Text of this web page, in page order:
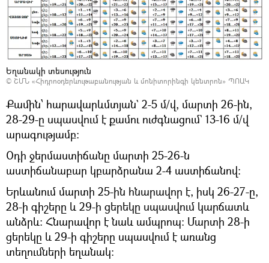
Եղանակի տեսություն
© ՇՄՆ «Հիդրոօդերևութաբանության և մոնիտորինգի կենտրոն» ՊՈԱԿ
Քամին՝ հարավարևմտյան` 2-5 մ/վ, մարտի 26-ին,
28-29-ը սպասվում է քամու ուժգնացում` 13-16 մ/վ
արագությամբ:
Օդի ջերմաստիճանը մարտի 25-26-ն
աստիճանաբար կբարձրանա 2-4 աստիճանով:
Երևանում մարտի 25-ին հնարավոր է, իսկ 26-27-ը,
28-ի գիշերը և 29-ի ցերեկը սպասվում կարճատև
անձրև: Հնարավոր է նաև ամպրոպ։ Մարտի 28-ի
ցերեկը և 29-ի գիշերը սպասվում է առանց
տեղումների եղանակ։